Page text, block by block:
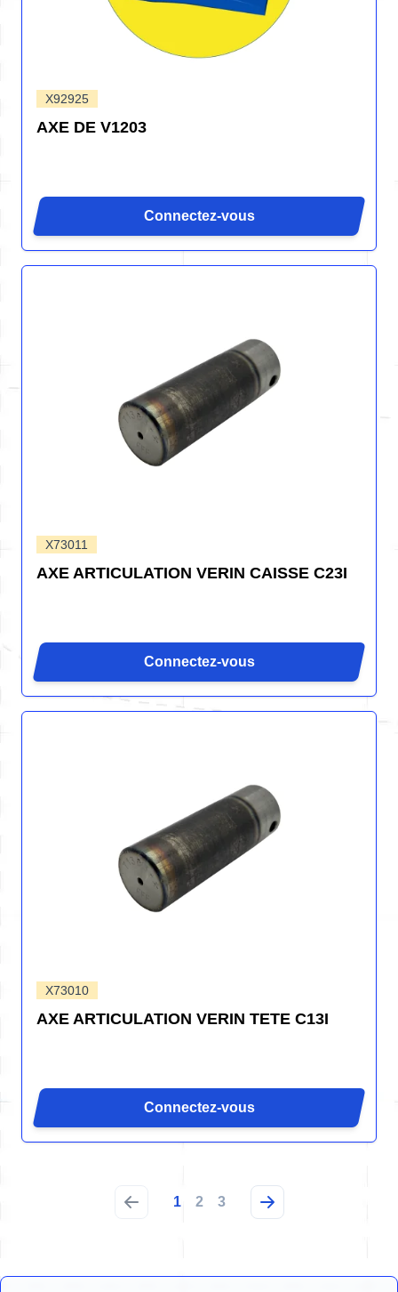
X92925
AXE DE V1203
Connectez-vous
X73011
AXE ARTICULATION VERIN CAISSE C23I
Connectez-vous
X73010
AXE ARTICULATION VERIN TETE C13I
Connectez-vous
1 2 3